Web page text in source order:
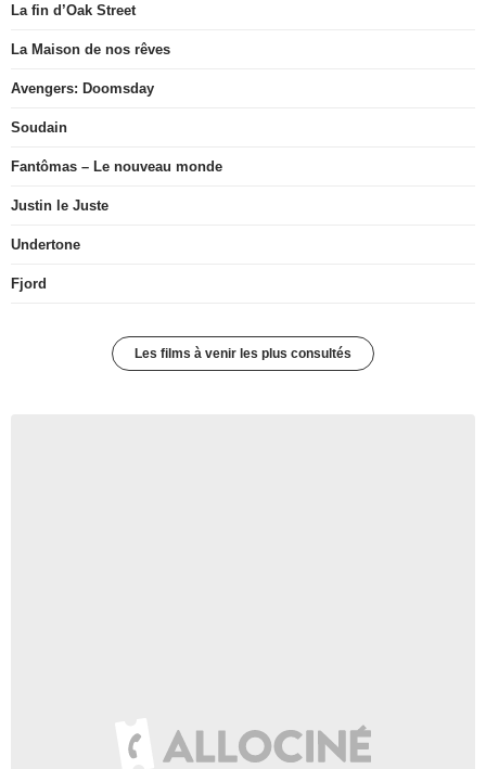
La fin d’Oak Street
La Maison de nos rêves
Avengers: Doomsday
Soudain
Fantômas – Le nouveau monde
Justin le Juste
Undertone
Fjord
Les films à venir les plus consultés